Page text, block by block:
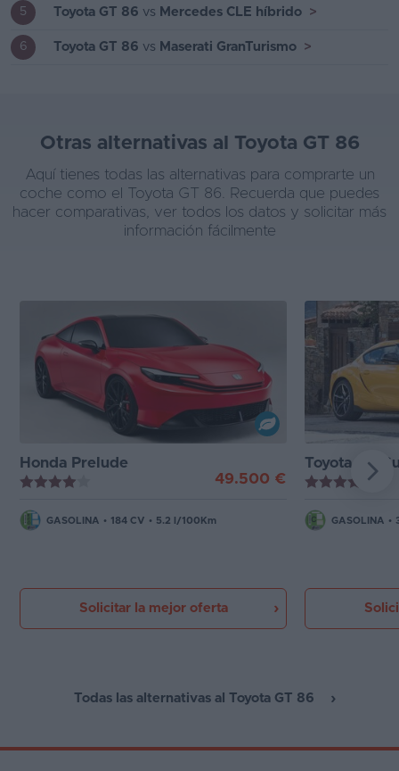
5 Toyota GT 86 vs Mercedes CLE híbrido >
6 Toyota GT 86 vs Maserati GranTurismo >
Otras alternativas al Toyota GT 86
Aquí tienes todas las alternativas para comprarte un
coche como el Toyota GT 86. Recuerda que puedes
hacer comparativas, ver todos los datos y solicitar más
información fácilmente
Honda Prelude
49.500 €
GASOLINA • 184 CV • 5.2 l/100Km
Solicitar la mejor oferta
Toyota GR
GASOLINA •
Todas las alternativas al Toyota GT 86